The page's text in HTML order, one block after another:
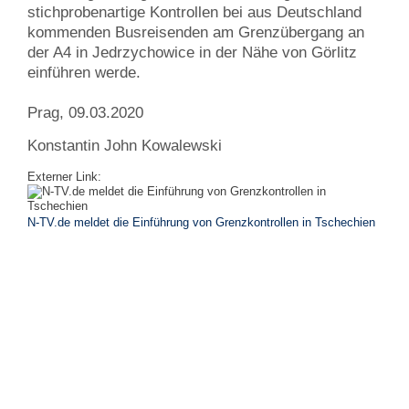
stichprobenartige Kontrollen bei aus Deutschland
kommenden Busreisenden am Grenzübergang an
der A4 in Jedrzychowice in der Nähe von Görlitz
einführen werde.
Prag, 09.03.2020
Konstantin John Kowalewski
Externer Link:
N-TV.de meldet die Einführung von Grenzkontrollen in Tschechien